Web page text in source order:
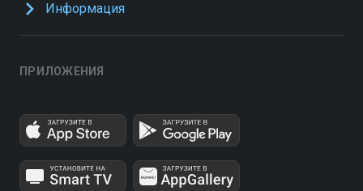
Информация
ПРИЛОЖЕНИЯ